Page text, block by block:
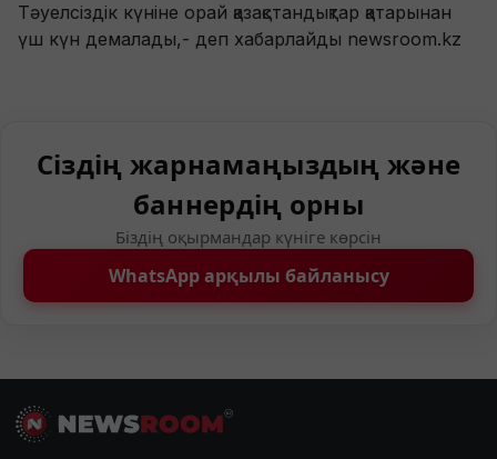
Тәуелсіздік күніне орай қазақстандықтар қатарынан
үш күн демалады,- деп хабарлайды newsroom.kz
Сіздің жарнамаңыздың және
баннердің орны
Біздің оқырмандар күніге көрсін
WhatsApp арқылы байланысу